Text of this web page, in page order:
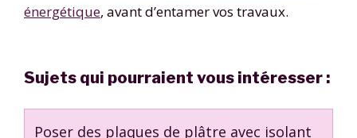
énergétique, avant d’entamer vos travaux.
Sujets qui pourraient vous intéresser :
Poser des plaques de plâtre avec isolant